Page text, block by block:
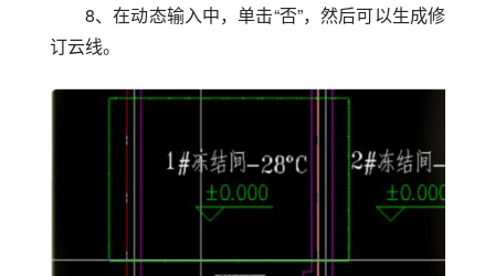
8、在动态输入中，单击“否”，然后可以生成修
订云线。